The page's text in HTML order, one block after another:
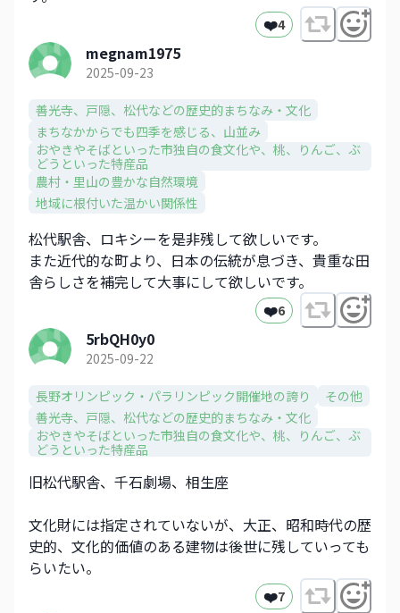
❤️4
megnam1975
2025-09-23
善光寺、戸隠、松代などの歴史的まちなみ・文化​
まちなかからでも四季を感じる、山並み​
おやきやそばといった市独自の食文化や、​桃、りんご、ぶ
どうといった特産品​
農村・里山の豊かな自然環境
地域に根付いた温かい関係性
松代駅舎、ロキシーを是非残して欲しいです。
また近代的な町より、日本の伝統が息づき、貴重な田
舎らしさを補完して大事にして欲しいです。
❤️6
5rbQH0y0
2025-09-22
長野オリンピック・パラリンピック開催地の誇り
その他
善光寺、戸隠、松代などの歴史的まちなみ・文化​
おやきやそばといった市独自の食文化や、​桃、りんご、ぶ
どうといった特産品​
旧松代駅舎、千石劇場、相生座
文化財には指定されていないが、大正、昭和時代の歴
史的、文化的価値のある建物は後世に残していっても
らいたい。
❤️7